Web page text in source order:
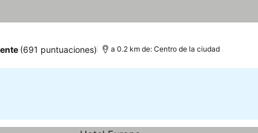
(691 puntuaciones) a 0.2 km de: Centro de la ciudad